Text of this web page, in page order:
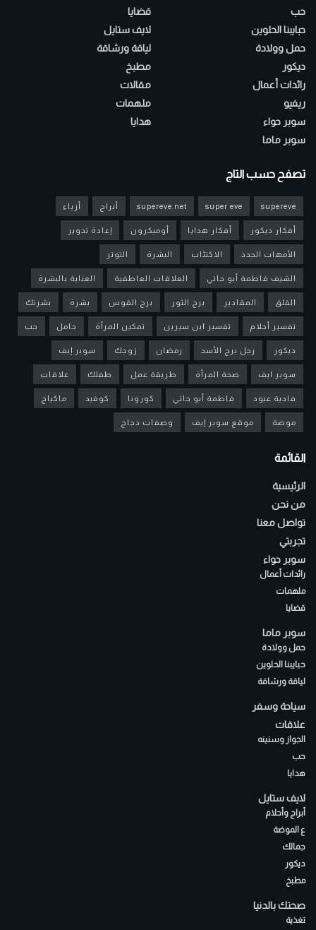
حب
حبايبنا الحلوين
حمل وولادة
ديكور
رائدات أعمال
ريفيو
سوبر حواء
سوبر ماما
قضايا
لايف ستايل
لياقة ورشاقة
مطبخ
مقالات
ملهمات
هدايا
تصفح حسب التاج
supereve
super eve
supereve.net أبراج أزياء
أفكار ديكور أفكار هدايا أوميكرون إعادة تدوير
الأمهات الجدد الاكتئاب البشرة التوتر
الشيف فاطمة أبو حاتي العلاقات العاطفية العناية بالبشرة
القلق المقادير برج الثور برج القوس بشرة بشرتك
تفسير أحلام تفسير ابن سيرين تمكين المرأة حامل حب
ديكور رجل برج الأسد رمضان زوجك سوبر إيف
سوبر ايف صحة المرأة طريقة عمل طفلك علاقات
فادية عبود فاطمة أبو حاتي كورونا كوفيد ماكياج
موضة موقع سوبر إيف وصفات دجاج
القائمة
الرئيسية
من نحن
تواصل معنا
تجربتي
سوبر حواء
رائدات أعمال
ملهمات
قضايا
سوبر ماما
حمل وولادة
حبايبنا الحلوين
لياقة ورشاقة
سياحة وسفر
علاقات
الجواز وسنينه
حب
هدايا
لايف ستايل
أبراج وأحلام
ع الموضة
جمالك
ديكور
مطبخ
صحتك بالدنيا
تغذية